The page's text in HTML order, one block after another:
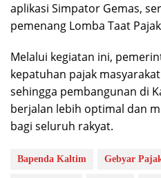
aplikasi Simpator Gemas,
pemenang Lomba Taat
Melalui kegiatan ini,
kepatuhan pajak
sehingga pembangunan di
berjalan lebih optimal dan
bagi seluruh rakyat.
Bapenda Kaltim Gebyar